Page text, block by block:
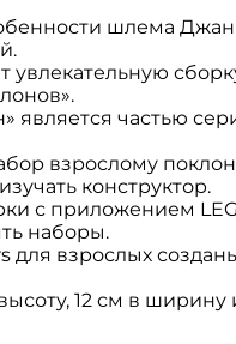
шлема
частью
взрослому
конструктор.
с приложением
наборы.
для взрослых
12 см в ширину